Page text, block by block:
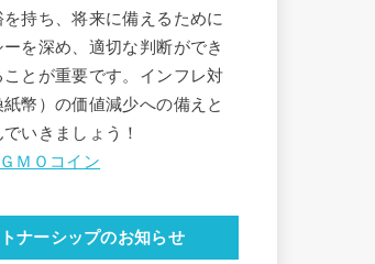
持ち、将来に備えるために
を深め、適切な判断ができ
とが重要です。インフレ対
幣）の価値減少への備えと
いきましょう！
ＭＯコイン
ナーシップのお知らせ